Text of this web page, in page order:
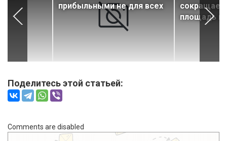
прибыльными не для всех
площадь
Поделитесь этой статьей:
Comments are disabled